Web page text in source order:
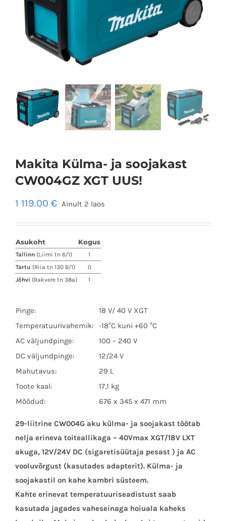
Makita Külma- ja soojakast
CW004GZ XGT UUS!
1 119.00 € Ainult 2 laos
Asukoht Kogus
Tallinn (Liimi tn 6/1)
1
Tartu (Riia tn 130 B/1)
0
Jõhvi (Rakvere tn 38a) 1
Pinge:
18 V/ 40 V XGT
Temperatuurivahemik:
-18°C kuni +60 °C
AC väljundpinge:
100 – 240 V
DC väljundpinge:
12/24 V
Mahutavus:
29 L
Toote kaal:
17,1 kg
Mõõdud:
676 x 345 x 471 mm
29-liitrine CW004G aku külma- ja soojakast töötab
nelja erineva toiteallikaga – 40Vmax XGT/18V LXT
akuga, 12V/24V DC (sigaretisüütaja pesast ) ja AC
vooluvõrgust (kasutades adapterit). Külma- ja
soojakastil on kahe kambri süsteem.
Kahte erinevat temperatuuriseadistust saab
kasutada jagades vaheseinaga hoiuala kaheks